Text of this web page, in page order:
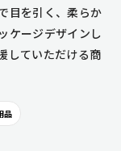
目を引く、柔らか
ケージデザインし
していただける商
品